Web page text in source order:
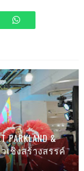
&
วเชิงสร้างสรรค์